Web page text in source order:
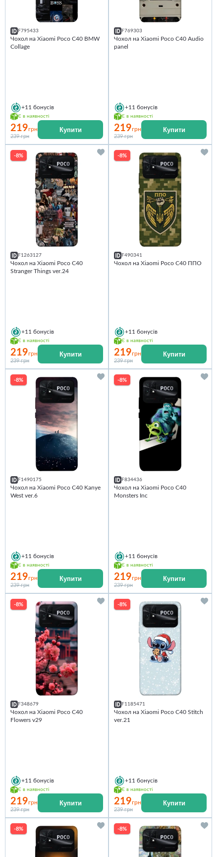
F795433
Чохол на Xiaomi Poco C40 BMW
Collage
+11 бонусів
Є в наявності
219грн
239 грн
Купити
F769303
Чохол на Xiaomi Poco C40 Audio
panel
+11 бонусів
Є в наявності
219грн
239 грн
Купити
-8%
F1263127
Чохол на Xiaomi Poco C40
Stranger Things ver.24
+11 бонусів
Є в наявності
219грн
239 грн
Купити
-8%
F490341
Чохол на Xiaomi Poco C40 ППО
+11 бонусів
Є в наявності
219грн
239 грн
Купити
-8%
F1490175
Чохол на Xiaomi Poco C40 Kanye
West ver.6
+11 бонусів
Є в наявності
219грн
239 грн
Купити
-8%
F834436
Чохол на Xiaomi Poco C40
Monsters Inc
+11 бонусів
Є в наявності
219грн
239 грн
Купити
-8%
F348679
Чохол на Xiaomi Poco C40
Flowers v29
+11 бонусів
Є в наявності
219грн
239 грн
Купити
-8%
F1185471
Чохол на Xiaomi Poco C40 Stitch
ver.21
+11 бонусів
Є в наявності
219грн
239 грн
Купити
-8% -8%